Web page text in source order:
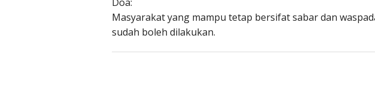
Masyarakat yang mampu tetap bersifat sabar dan
sudah boleh dilakukan.